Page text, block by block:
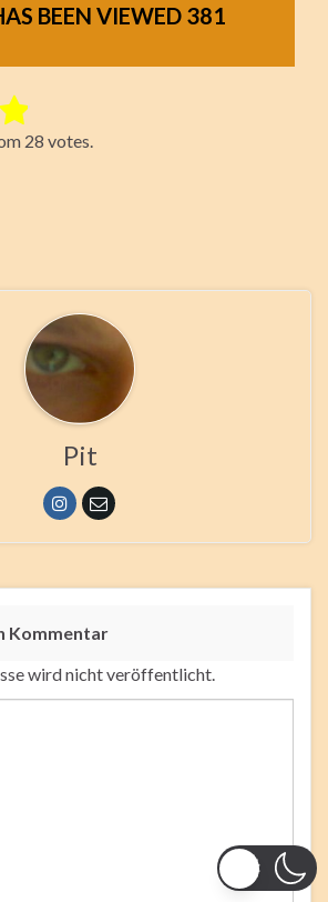
BEEN VIEWED 381
28 votes.
Pit
Kommentar
wird nicht veröffentlicht.